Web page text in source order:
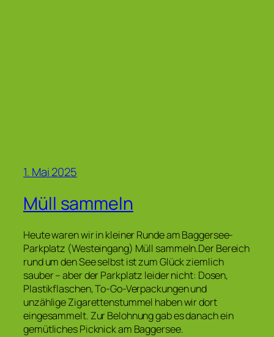
1. Mai 2025
Müll sammeln
Heute waren wir in kleiner Runde am Baggersee-
Parkplatz (Westeingang) Müll sammeln.Der Bereich
rund um den See selbst ist zum Glück ziemlich
sauber – aber der Parkplatz leider nicht: Dosen,
Plastikflaschen, To-Go-Verpackungen und
unzählige Zigarettenstummel haben wir dort
eingesammelt. Zur Belohnung gab es danach ein
gemütliches Picknick am Baggersee.